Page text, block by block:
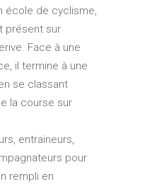
école de cyclisme,
présent sur
Face à une
il termine à une
se classant
la course sur
entraineurs,
pour
rempli en